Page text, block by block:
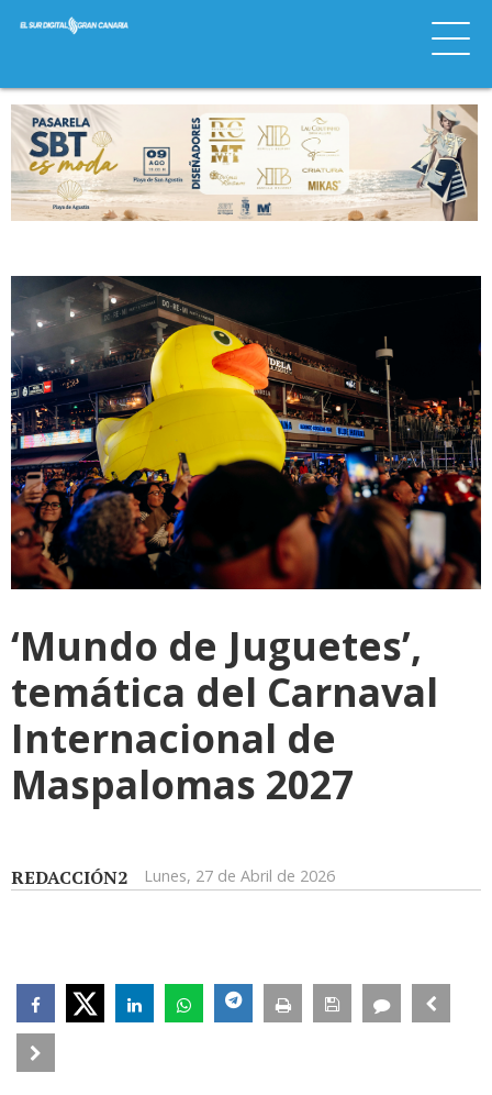
‘Mundo de Juguetes’,
temática del Carnaval
Internacional de
Maspalomas 2027
REDACCIÓN2 Lunes, 27 de Abril de 2026